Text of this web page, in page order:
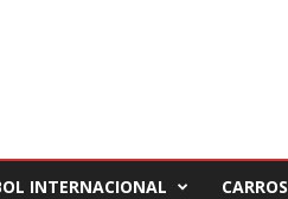
INTERNACIONAL CARROS